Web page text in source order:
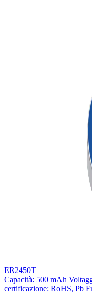
ER2450T
Capacità: 500 mAh
certificazione: RoHS, Pb